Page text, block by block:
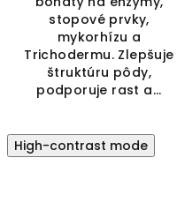
stopové prvky,
mykorhízu a
Trichodermu. Zlepšuje
štruktúru pôdy,
podporuje rast a...
High-contrast mode